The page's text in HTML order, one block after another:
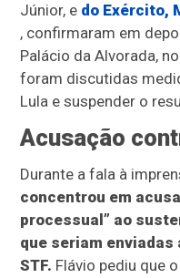
Júnior, e do Exército,
, confirmaram em
Palácio da Alvorada,
foram discutidas
Lula e suspender o
Acusação
Durante a fala à
concentrou em
processual” ao
que seriam
STF. Flávio pediu que